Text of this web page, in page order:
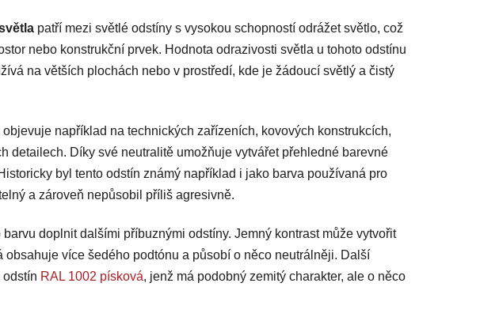
l
á
d
p
r
v
k
v
ý
p
i
patří mezi světlé odstíny s vysokou schopností odrážet světlo, což
nebo konstrukční prvek. Hodnota odrazivosti světla u tohoto odstínu
na větších plochách nebo v prostředí, kde je žádoucí světlý a čistý
například na technických zařízeních, kovových konstrukcích,
detailech. Díky své neutralitě umožňuje vytvářet přehledné barevné
byl tento odstín známý například i jako barva používaná pro
a zároveň nepůsobil příliš agresivně.
doplnit dalšími příbuznými odstíny. Jemný kontrast může vytvořit
obsahuje více šedého podtónu a působí o něco neutrálněji. Další
odstín RAL 1002 písková, jenž má podobný zemitý charakter, ale o něco